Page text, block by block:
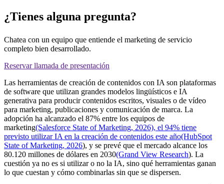
¿Tienes alguna pregunta?
Chatea con un equipo que entiende el marketing de servicio
completo bien desarrollado.
Reservar llamada de presentación
Las herramientas de creación de contenidos con IA son plataformas
de software que utilizan grandes modelos lingüísticos e IA
generativa para producir contenidos escritos, visuales o de vídeo
para marketing, publicaciones y comunicación de marca. La
adopción ha alcanzado el 87% entre los equipos de
marketing(Salesforce State of Marketing, 2026), el 94% tiene
previsto utilizar IA en la creación de contenidos este año(HubSpot
State of Marketing, 2026), y se prevé que el mercado alcance los
80.120 millones de dólares en 2030(Grand View Research). La
cuestión ya no es si utilizar o no la IA, sino qué herramientas ganan
lo que cuestan y cómo combinarlas sin que se dispersen.